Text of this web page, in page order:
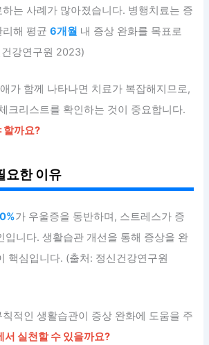
는 사례가 많아졌습니다. 병행치료는 증
리해 평균6개월 내 증상 완화를 목표로
강연구원 2023)
가 함께 나타나면 치료가 복잡해지므로,
크리스트를 확인하는 것이 중요합니다.
할까요?
요한 이유
가 우울증을 동반하며, 스트레스가 증
입니다. 생활습관 개선을 통해 증상을 완
핵심입니다. (출처: 정신건강연구원
적인 생활습관이 증상 완화에 도움을 주
서 실천할 수 있을까요?